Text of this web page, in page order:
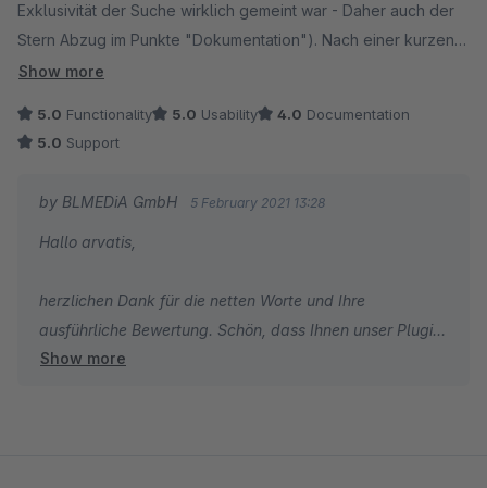
Exklusivität der Suche wirklich gemeint war - Daher auch der
Stern Abzug im Punkte "Dokumentation"). Nach einer kurzen
Probephase mit der Testversion fiel dann aber auch die finale
anfängliche Anforderungen gut erfüllte. Als sich anschließend
Shopbetreiberwünsche und Shopkomplexität steigerten,
verständnisvoll und zuvorkommend war. Durch den sehr
freundlichen Austausch wurde letzten Endes sogar das
Einsatzmöglichkeiten unsererseits dient (zum Einen wirkliche
gekapselte Suchanfragen, zum Anderen auch lediglich als
praktische Filtererweiterung direkt an der Suchleiste).
Show more
5.0 Functionality 5.0 Usability 4.0 Documentation
5.0 Support
by BLMEDiA GmbH 5 February 2021 13:28
Hallo arvatis,
herzlichen Dank für die netten Worte und Ihre
ausführliche Bewertung. Schön, dass Ihnen unser Plugin
gefällt. Wir wünschen Ihnen weiterhin viel Spaß damit.
Show more